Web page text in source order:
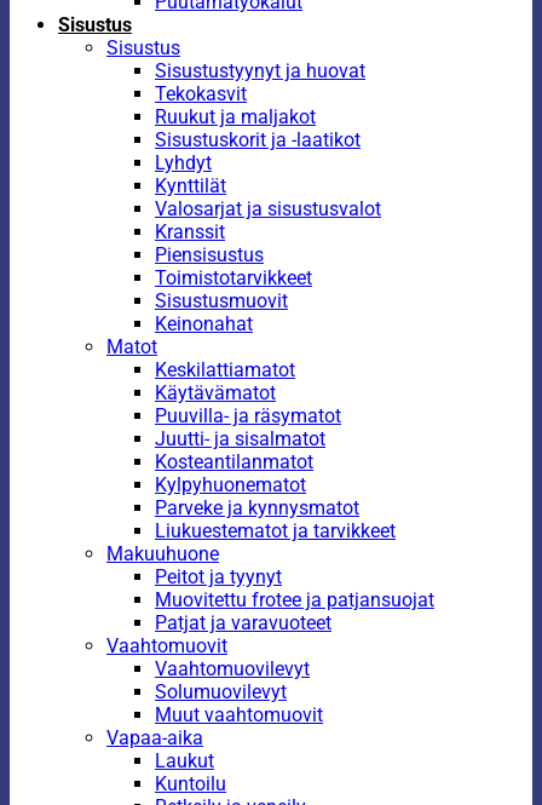
Sisustus
Sisustus
Sisustustyynyt ja huovat
Tekokasvit
Ruukut ja maljakot
Sisustuskorit ja -laatikot
Lyhdyt
Kynttilät
Valosarjat ja sisustusvalot
Kranssit
Piensisustus
Toimistotarvikkeet
Sisustusmuovit
Keinonahat
Matot
Keskilattiamatot
Käytävämatot
Puuvilla- ja räsymatot
Juutti- ja sisalmatot
Kosteantilanmatot
Kylpyhuonematot
Parveke ja kynnysmatot
Liukuestematot ja tarvikkeet
Makuuhuone
Peitot ja tyynyt
Muovitettu frotee ja patjansuojat
Patjat ja varavuoteet
Vaahtomuovit
Vaahtomuovilevyt
Solumuovilevyt
Muut vaahtomuovit
Vapaa-aika
Laukut
Kuntoilu